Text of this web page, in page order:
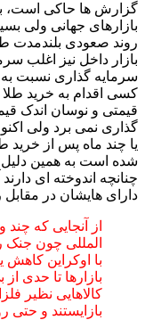
گزارش ها حاکی است،
بازارهای جهانی ولی
بازار داخل نیز اغلب
سرمایه گذاری نسبت به
کسی اقدام به خرید
قیمتی و نوسان اندک
گذاری نمی برد ولی
یا چند ماه پس از
شده است به همین
چنانچه اندوخته ای
دارای هایشان در
از آنجایی که
المللی چون جنک
با اوکراین
بازارها تا حدی
کالاهایی نظیر
بازایستند و حتی